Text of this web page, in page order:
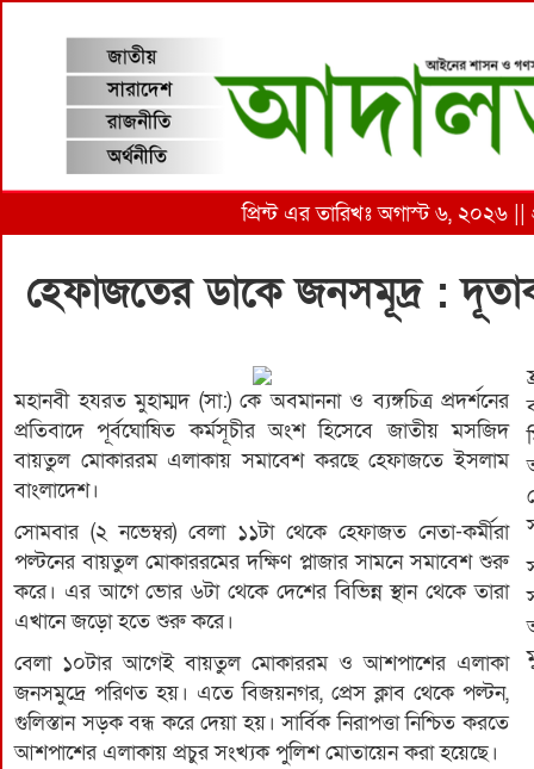
প্রিন্ট এর তারিখঃ অগাস্ট ৬, ২০২৬ ||
হেফাজতের ডাকে জনসমূদ্র :
মহানবী হযরত মুহাম্মদ (সা:) কে অবমাননা ও ব্যঙ্গচিত্র প্রদর্শনের
প্রতিবাদে পূর্বঘোষিত কর্মসূচীর অংশ হিসেবে জাতীয় মসজিদ
বায়তুল মোকাররম এলাকায় সমাবেশ করছে হেফাজতে ইসলাম
বাংলাদেশ।
সোমবার (২ নভেম্বর) বেলা ১১টা থেকে হেফাজত নেতা-কর্মীরা
পল্টনের বায়তুল মোকাররমের দক্ষিণ প্লাজার সামনে সমাবেশ শুরু
করে। এর আগে ভোর ৬টা থেকে দেশের বিভিন্ন স্থান থেকে তারা
এখানে জড়ো হতে শুরু করে।
বেলা ১০টার আগেই বায়তুল মোকাররম ও আশপাশের এলাকা
জনসমুদ্রে পরিণত হয়। এতে বিজয়নগর, প্রেস ক্লাব থেকে পল্টন,
গুলিস্তান সড়ক বন্ধ করে দেয়া হয়। সার্বিক নিরাপত্তা নিশ্চিত করতে
আশপাশের এলাকায় প্রচুর সংখ্যক পুলিশ মোতায়েন করা হয়েছে।